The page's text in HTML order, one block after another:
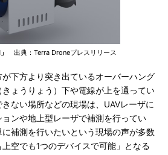
出典：Terra Droneプレスリリース
下方より突き出ているオーバーハング
ょうりょう）下や電線が上を通ってい
ない場所などの現場は、UAVレーザに
ンや地上型レーザで補測を行ってい
補測を行いたいという現場の声が多数
空でも1つのデバイスで可能」となる